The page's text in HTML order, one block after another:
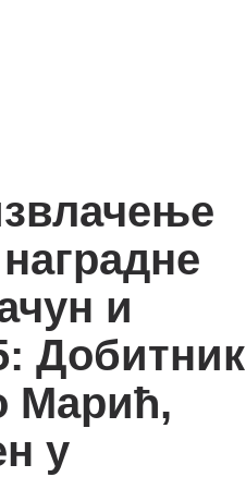
и
Добитник
Марић,
у